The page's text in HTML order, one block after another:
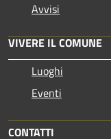
Avvisi
VIVERE IL COMUNE
Luoghi
Eventi
CONTATTI